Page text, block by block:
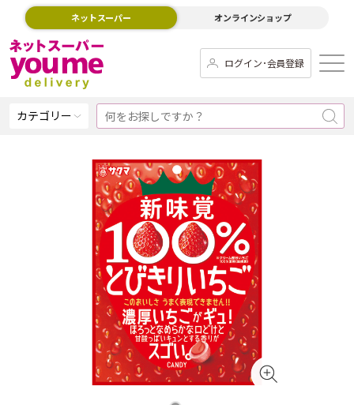
ネットスーパー オンラインショップ
ログイン･会員登録
カテゴリー